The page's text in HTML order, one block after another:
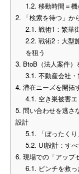
1.2. 移動時間＝
2. 「検索を待つ」
2.1. 戦術1：繁華
2.2. 戦術2：大型
を狙う
3. BtoB（法人案件）
3.1. 不動産会社
4. 潜在ニーズを開拓
4.1. 空き巣被害
5. 問い合わせを逃さ
設計
5.1. 「ぼったく
5.2. UI設計：す
6. 現場での「アップ
6.1. ピンチを救